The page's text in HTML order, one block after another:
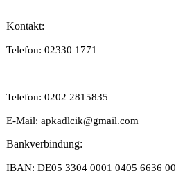
Kontakt:
Telefon: 02330 1771
Telefon: 0202 2815835
E-Mail: apkadlcik@gmail.com
Bankverbindung:
IBAN: DE05 3304 0001 0405 6636 00